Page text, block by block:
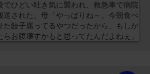
でひどい吐き気に襲われ、救急車で病院
送された。母「やっぱりね～。今朝食べ
た餃子腐ってるやつだったから、もしか
らお腹壊すかもと思ってたんだよねぇ」